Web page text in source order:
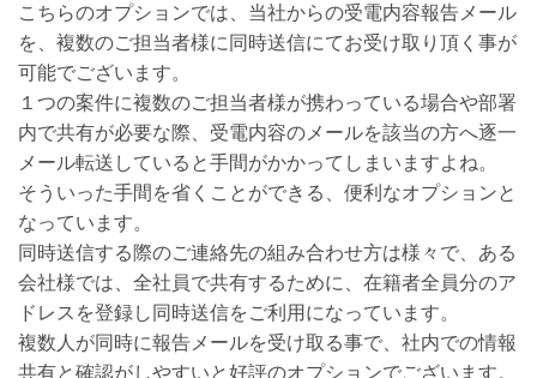
こちらのオプションでは、当社からの受電内容報告メール
を、複数のご担当者様に同時送信にてお受け取り頂く事が
可能でございます。
１つの案件に複数のご担当者様が携わっている場合や部署
内で共有が必要な際、受電内容のメールを該当の方へ逐一
メール転送していると手間がかかってしまいますよね。
そういった手間を省くことができる、便利なオプションと
なっています。
同時送信する際のご連絡先の組み合わせ方は様々で、ある
会社様では、全社員で共有するために、在籍者全員分のア
ドレスを登録し同時送信をご利用になっています。
複数人が同時に報告メールを受け取る事で、社内での情報
共有と確認がしやすいと好評のオプションでございます。